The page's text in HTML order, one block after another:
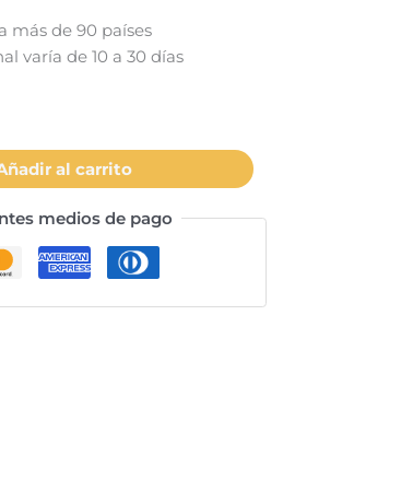
más de 90 países
varía de 10 a 30 días
al carrito
medios de pago